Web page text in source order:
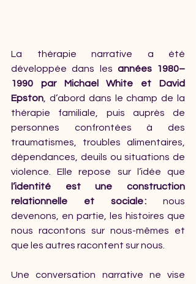
La thérapie narrative a été
développée dans les années 1980–
1990 par Michael White et David
Epston , d’abord dans le champ de la
thérapie familiale, puis auprès de
personnes confrontées à des
traumatismes, troubles alimentaires,
dépendances, deuils ou situations de
violence. Elle repose sur l’idée que
l’identité est une construction
relationnelle et sociale : nous
devenons, en partie, les histoires que
nous racontons sur nous-mêmes et
que les autres racontent sur nous.
Une conversation narrative ne vise